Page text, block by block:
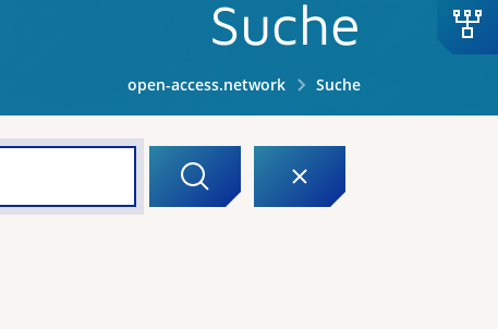
Suche
open-access.network Suche